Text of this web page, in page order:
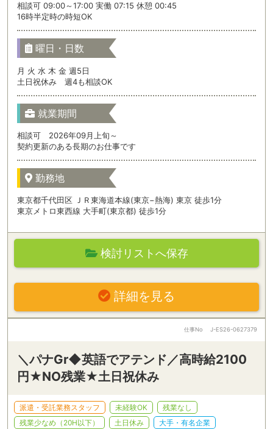
相談可 09:00～17:00 実働 07:15 休憩 00:45
16時半定時の時短OK
曜日・日数
月 火 水 木 金 週5日
土日祝休み 週4も相談OK
就業期間
相談可 2026年09月上旬～
契約更新のある長期のお仕事です
勤務地
東京都千代田区 ＪＲ東海道本線(東京−熱海) 東京 徒歩1分
東京メトロ東西線 大手町(東京都) 徒歩1分
検討リストへ保存
詳細を見る
仕事No J-ES26-0627379
＼パナGr◆英語でアテンド／高時給2100
円★NO残業★土日祝休み
派遣・受託業務スタッフ 未経験OK
残業なし
残業少なめ（20H以下）
土日休み
大手・有名企業